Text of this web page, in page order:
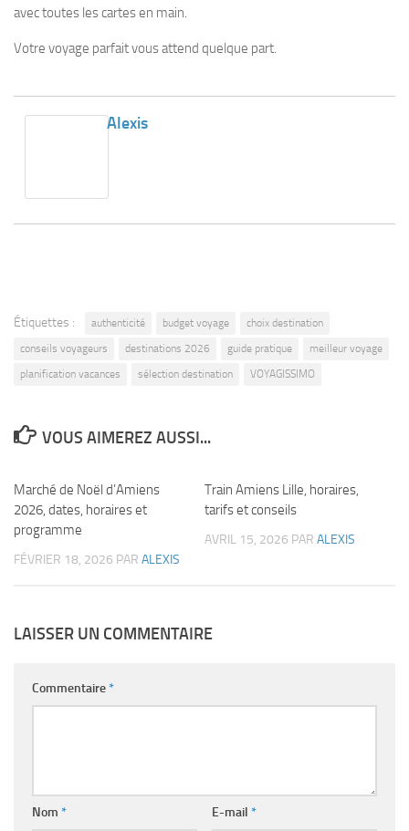
avec toutes les cartes en main.
Votre voyage parfait vous attend quelque part.
Alexis
Étiquettes : authenticité budget voyage
choix destination
conseils voyageurs
destinations 2026 guide pratique
meilleur voyage
planification vacances
sélection destination VOYAGISSIMO
VOUS AIMEREZ AUSSI...
Marché de Noël d’Amiens
2026, dates, horaires et
programme
FÉVRIER 18, 2026 PAR ALEXIS
Train Amiens Lille, horaires,
tarifs et conseils
AVRIL 15, 2026 PAR ALEXIS
LAISSER UN COMMENTAIRE
Commentaire*
Nom * E-mail *